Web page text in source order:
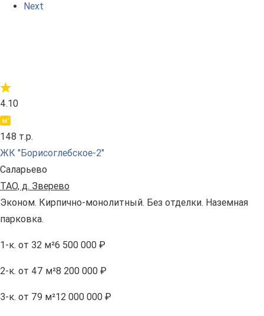
Next
4.10
148 т.р.
ЖК "Борисоглебское-2"
Саларьево
ТАО, д. Зверево
Эконом. Кирпично-монолитный. Без отделки. Наземная
парковка.
1-к. от 32 м²6 500 000 ₽
2-к. от 47 м²8 200 000 ₽
3-к. от 79 м²12 000 000 ₽